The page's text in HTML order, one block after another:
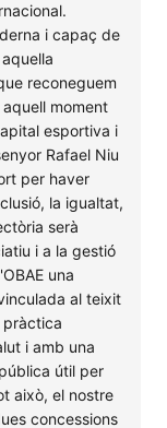
i capaç de
reconeguem
moment
esportiva i
Rafael Niu
per haver
la igualtat,
serà
i a la gestió
una
al teixit
pràctica
i amb una
útil per
això, el nostre
concessions